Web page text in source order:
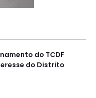
do TCDF
do Distrito